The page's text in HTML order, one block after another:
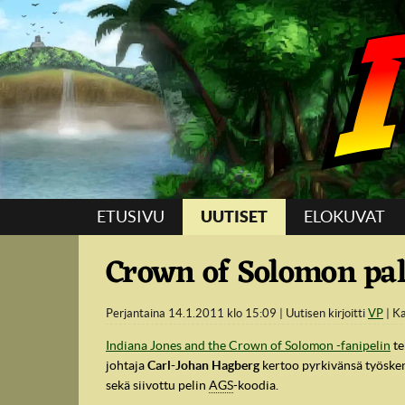
Suoraan sisältöön
ETUSIVU UUTISET ELOKUVAT
Crown of Solomon
Perjantaina 14.1.2011 klo 15:09 Uutisen kirjoitti VP
Indiana Jones and the Crown of Solomon -fanipelin
johtajaCarl-Johan Hagberg kertoo pyrkivänsä
sekä siivottu pelin AGS-koodia.